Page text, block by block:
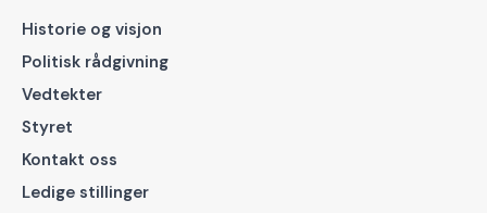
Historie og visjon
Politisk rådgivning
Vedtekter
Styret
Kontakt oss
Ledige stillinger